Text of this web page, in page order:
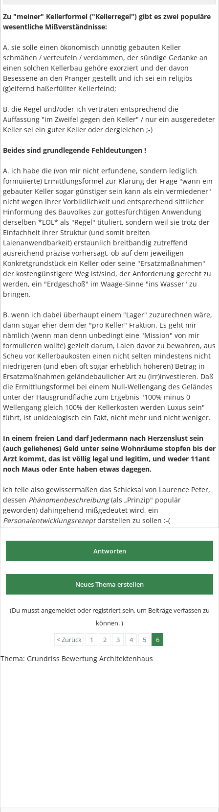
Zu "meiner" Kellerformel ("Kellerregel") gibt es zwei populäre
wesentliche Mißverständnisse:
A. sie solle einen ökonomisch unnötig gebauten Keller
schmähen / verteufeln / verdammen, der sündige Gedanke an
einen solchen Kellerbau gehöre exorziert und der davon
Besessene an den Pranger gestellt und ich sei ein religiös
(g)eifernd haßerfüllter Kellerfeind;
B. die Regel und/oder ich verträten entsprechend die
Auffassung "im Zweifel gegen den Keller" / nur ein ausgeredeter
Keller sei ein guter Keller oder dergleichen ;-)
Beides sind grundlegende Fehldeutungen !
A. ich habe die (von mir nicht erfundene, sondern lediglich
formuiierte) Ermittlungsformel zur Klärung der Frage "wann ein
gebauter Keller sogar günstiger sein kann als ein vermiedener"
nicht wegen ihrer Vorbildlichkeit und entsprechend sittlicher
Hinformung des Bauvolkes zur gottesfürchtigen Anwendung
derselben *LOL* als "Regel" tituliert, sondern weil sie trotz der
Einfachheit ihrer Struktur (und somit breiten
Laienanwendbarkeit) erstaunlich breitbandig zutreffend
ausreichend präzise vorhersagt, ob auf dem jeweiligen
Konkretgrundstück ein Keller oder seine "Ersatzmaßnahmen"
der kostengünstigere Weg ist/sind, der Anforderung gerecht zu
werden, ein "Erdgeschoß" im Waage-Sinne "ins Wasser" zu
bringen.
B. wenn ich dabei überhaupt einem "Lager" zuzurechnen wäre,
dann sogar eher dem der "pro Keller" Fraktion. Es geht mir
nämlich (wenn man denn unbedingt eine "Mission" von mir
formulieren wollte) gezielt darum, Laien davor zu bewahren, aus
Scheu vor Kellerbaukosten einen nicht selten mindestens nicht
niedrigeren (und eben oft sogar erheblich höheren) Betrag in
Ersatzmaßnahmen geländebaulicher Art zu (irr)investieren. Daß
die Ermittlungsformel bei einem Null-Wellengang des Geländes
unter der Hausgrundfläche zum Ergebnis "100% minus 0
Wellengang gleich 100% der Kellerkosten werden Luxus sein"
führt, ist unideologisch ein Fakt, nicht mehr und nicht weniger.
In einem freien Land darf Jedermann nach Herzenslust sein
(auch geliehenes) Geld unter seine Wohnräume stopfen bis der
Arzt kommt, das ist völlig legal und legitim, und weder 11ant
noch Maus oder Ente haben etwas dagegen.
Ich teile also gewissermaßen das Schicksal von Laurence Peter,
dessen Phänomenbeschreibung(als „Prinzip" populär
geworden) dahingehend mißgedeutet wird, ein
Personalentwicklungsrezeptdarstellen zu sollen :-(
Antworten
Neues Thema erstellen
(Du musst angemeldet oder registriert sein, um Beiträge verfassen zu
können. )
< Zurück
1 2 3 4 5 6
Thema: Grundriss Bewertung Architektenhaus